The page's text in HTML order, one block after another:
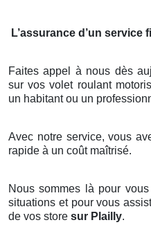
L’assurance d’un service
Faites appel à nous dès
sur vos volet roulant
un habitant ou un
Avec notre service, vous
rapide à un coût maîtrisé.
Nous sommes là pour
situations et pour vous
de vos store sur Plailly.